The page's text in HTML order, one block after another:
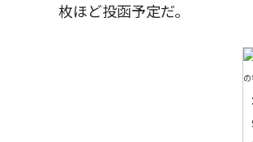
枚ほど投函予定だ。